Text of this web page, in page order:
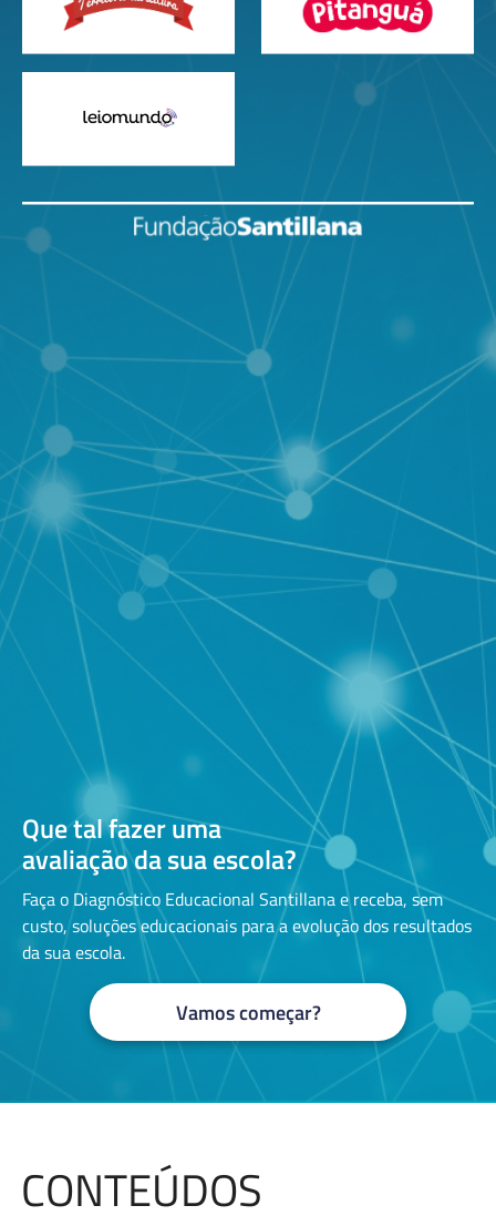
Que tal fazer uma
avaliação da sua escola?
Faça o Diagnóstico Educacional Santillana e receba, sem
custo, soluções educacionais para a evolução dos resultados
da sua escola.
Vamos começar?
CONTEÚDOS